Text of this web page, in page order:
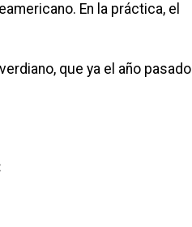
En la práctica, el
que ya el año pasado